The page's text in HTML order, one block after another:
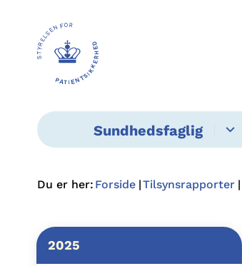
Sundhedsfaglig
Du er her: Forside Tilsynsrapporter
2025